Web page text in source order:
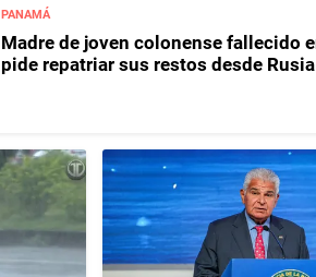
PANAMÁ
Madre de joven colonense fallecido
pide repatriar sus restos desde Rusia